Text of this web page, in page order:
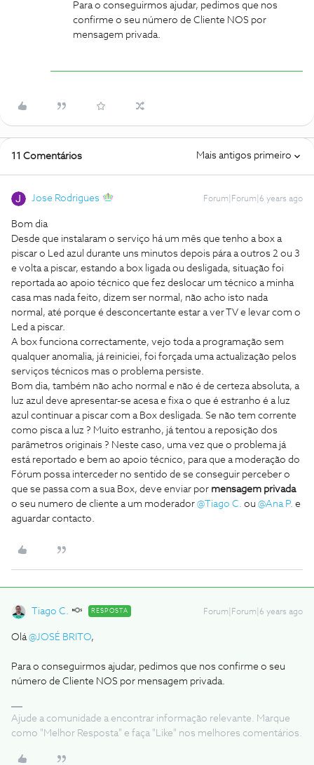
Para o conseguirmos ajudar, pedimos que nos
confirme o seu número de Cliente NOS por
mensagem privada.
11 Comentários Mais antigos primeiro
Jose Rodrigues Forum|Forum|6 years ago
Bom dia
Desde que instalaram o serviço há um mês que tenho a box a
piscar o Led azul durante uns minutos depois pára a outros 2 ou 3
e volta a piscar, estando a box ligada ou desligada, situação foi
reportada ao apoio técnico que fez deslocar um técnico a minha
casa mas nada feito, dizem ser normal, não acho isto nada
normal, até porque é desconcertante estar a ver TV e levar com o
Led a piscar.
A box funciona correctamente, vejo toda a programação sem
qualquer anomalia, já reiniciei, foi forçada uma actualização pelos
serviços técnicos mas o problema persiste.
Bom dia, também não acho normal e não é de certeza absoluta, a
luz azul deve apresentar-se acesa e fixa o que é estranho é a luz
azul continuar a piscar com a Box desligada. Se não tem corrente
como pisca a luz ? Muito estranho, já tentou a reposição dos
parâmetros originais ? Neste caso, uma vez que o problema já
está reportado e bem ao apoio técnico, para que a moderação do
Fórum possa interceder no sentido de se conseguir perceber o
que se passa com a sua Box, deve enviar por mensagem privada
o seu numero de cliente a um moderador @Tiago C. ou @Ana P. e
aguardar contacto.
Tiago C. RESPOSTA Forum|Forum|6 years ago
Olá@JOSÉ BRITO,
Para o conseguirmos ajudar, pedimos que nos confirme o seu
número de Cliente NOS por mensagem privada.
Ajude a comunidade a encontrar informação relevante. Marque
como "Melhor Resposta" e faça "Like" nos melhores comentários.